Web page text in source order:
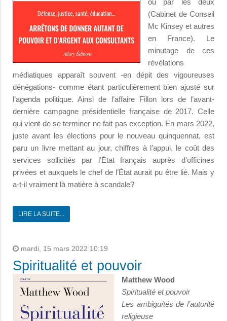
(Cabinet de Conseil
Mc Kinsey et autres
en France). Le
minutage de ces
révélations
médiatiques apparaît souvent -en dépit des vigoureuses
dénégations- comme étant particulièrement bien ajusté sur
l’agenda politique. Ainsi de l’affaire Fillon lors de l’avant-
dernière campagne présidentielle française de 2017. Celle
qui vient de se terminer ne fait pas exception. En mars 2022,
juste avant les élections pour le nouveau quinquennat, est
paru un livre mettant au jour, chiffres à l’appui, le coût des
services sollicités par l’État français auprès d’officines
privées et auxquels le chef de l’État aurait pu être lié. Mais y
a-t-il vraiment là matière à scandale?
LIRE LA SUITE...
mardi, 15 mars 2022 10:19
Spiritualité et pouvoir
Matthew Wood
Spiritualité et pouvoir
Les ambiguïtés de l’autorité
religieuse